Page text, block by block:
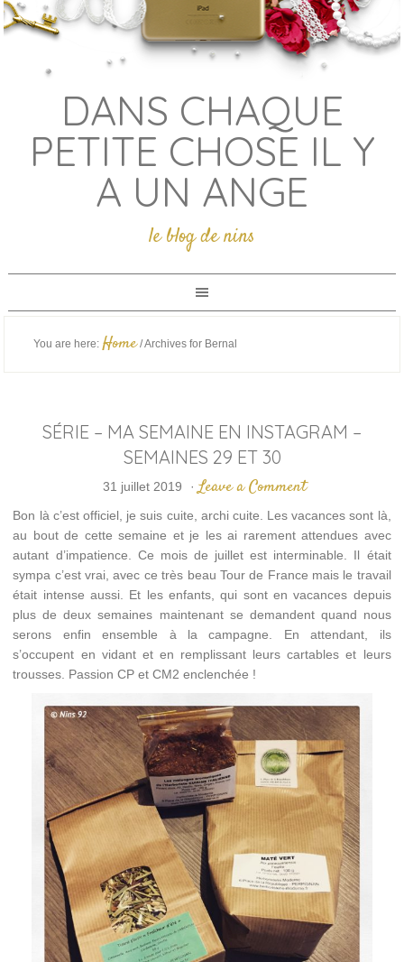
DANS CHAQUE
PETITE CHOSE IL Y
A UN ANGE
le blog de nins
You are here: Home /Archives for Bernal
SÉRIE – MA SEMAINE EN INSTAGRAM –
SEMAINES 29 ET 30
31 juillet 2019 · Leave a Comment
Bon là c’est officiel, je suis cuite, archi cuite. Les vacances sont là,
au bout de cette semaine et je les ai rarement attendues avec
autant d’impatience. Ce mois de juillet est interminable. Il était
sympa c’est vrai, avec ce très beau Tour de France mais le travail
était intense aussi. Et les enfants, qui sont en vacances depuis
plus de deux semaines maintenant se demandent quand nous
serons enfin ensemble à la campagne. En attendant, ils
s’occupent en vidant et en remplissant leurs cartables et leurs
trousses. Passion CP et CM2 enclenchée !